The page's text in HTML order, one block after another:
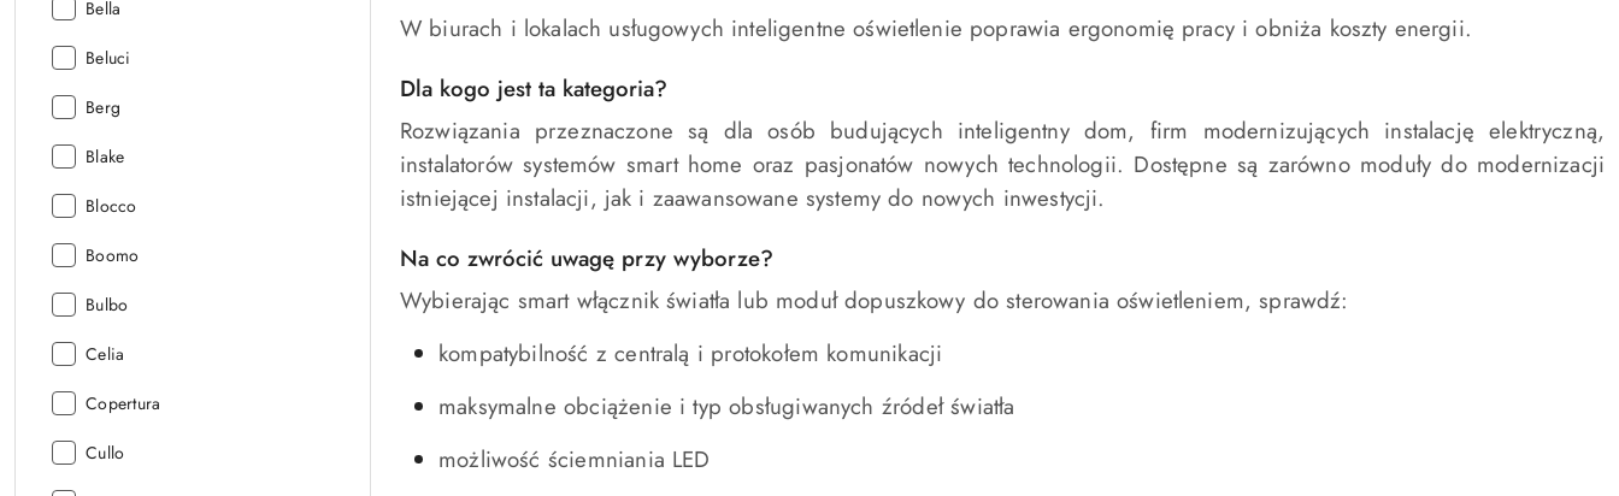
Kolekcja:
Bella
Kolekcja:
Beluci
Kolekcja:
Berg
Kolekcja:
Blake
Kolekcja:
Blocco
Kolekcja:
Boomo
Kolekcja:
Bulbo
Kolekcja:
Celia
Kolekcja:
Copertura
Kolekcja:
Cullo
W biurach i lokalach usługowych inteligentne oświetlenie poprawia ergonomię pracy i obniża koszty energii.
Dla kogo jest ta kategoria?
Rozwiązania przeznaczone są dla osób budujących inteligentny dom, firm modernizujących instalację elektryczną,
instalatorów systemów smart home oraz pasjonatów nowych technologii. Dostępne są zarówno moduły do modernizacji
istniejącej instalacji, jak i zaawansowane systemy do nowych inwestycji.
Na co zwrócić uwagę przy wyborze?
Wybierając smart włącznik światła lub moduł dopuszkowy do sterowania oświetleniem, sprawdź:
kompatybilność z centralą i protokołem komunikacji
maksymalne obciążenie i typ obsługiwanych źródeł światła
możliwość ściemniania LED